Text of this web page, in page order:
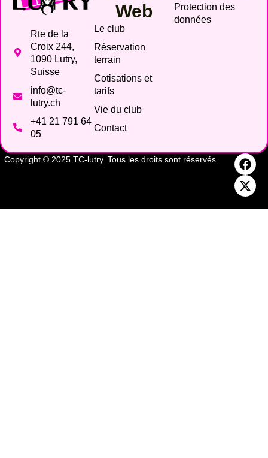
Rte de la
Croix 244,
1090 Lutry,
Suisse
info@tc-
lutry.ch
+41 21 791 64
05
Web
Le club
Réservation
terrain
Cotisations et
tarifs
Vie du club
Contact
Protection des
données
Copyright © 2025 TC-lutry. Tous les droits sont réservés.